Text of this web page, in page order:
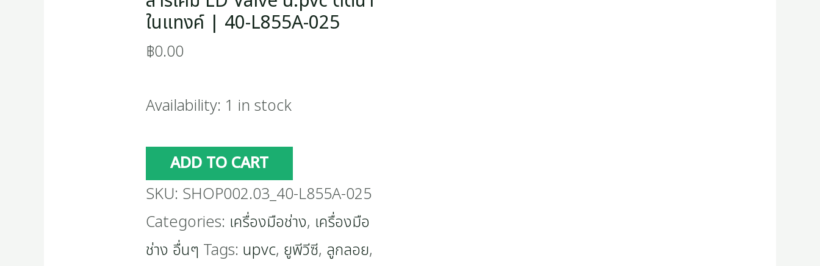
ในแทงค์ | 40-L855A-025
฿0.00
Availability: 1 in stock
ใน
แทง
|
40-
L855A-
025
quantity
ADD TO CART
SKU: SHOP002.03_40-L855A-025
Categories: เครื่องมือช่าง, เครื่องมือ
ช่าง อื่นๆ Tags: upvc, ยูพีวีซี, ลูกลอย,